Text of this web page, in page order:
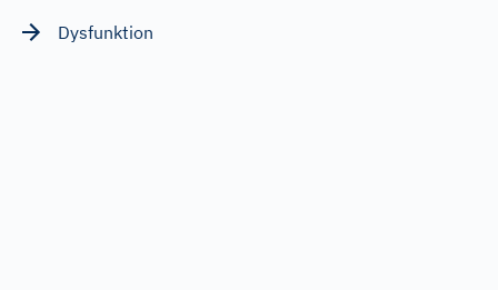
Dysfunktion